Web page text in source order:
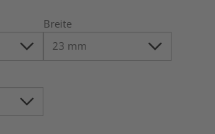
Breite